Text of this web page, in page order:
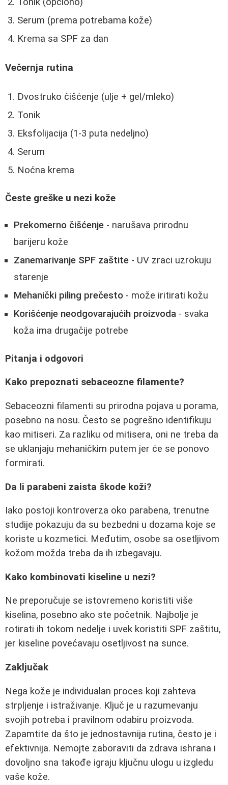
Serum (prema potrebama kože)
Krema sa SPF za dan
Večernja rutina
Dvostruko čišćenje (ulje + gel/mleko)
Tonik
Eksfolijacija (1-3 puta nedeljno)
Serum
Noćna krema
Česte greške u nezi kože
Prekomerno čišćenje - narušava prirodnu
barijeru kože
Zanemarivanje SPF zaštite - UV zraci uzrokuju
starenje
Mehanički piling prečesto - može iritirati kožu
Korišćenje neodgovarajućih proizvoda - svaka
koža ima drugačije potrebe
Pitanja i odgovori
Kako prepoznati sebaceozne filamente?
Sebaceozni filamenti su prirodna pojava u porama,
posebno na nosu. Često se pogrešno identifikuju
kao mitiseri. Za razliku od mitisera, oni ne treba da
se uklanjaju mehaničkim putem jer će se ponovo
formirati.
Da li parabeni zaista škode koži?
Iako postoji kontroverza oko parabena, trenutne
studije pokazuju da su bezbedni u dozama koje se
koriste u kozmetici. Međutim, osobe sa osetljivom
kožom možda treba da ih izbegavaju.
Kako kombinovati kiseline u nezi?
Ne preporučuje se istovremeno koristiti više
kiselina, posebno ako ste početnik. Najbolje je
rotirati ih tokom nedelje i uvek koristiti SPF zaštitu,
jer kiseline povećavaju osetljivost na sunce.
Zaključak
Nega kože je individualan proces koji zahteva
strpljenje i istraživanje. Ključ je u razumevanju
svojih potreba i pravilnom odabiru proizvoda.
Zapamtite da što je jednostavnija rutina, često je i
efektivnija. Nemojte zaboraviti da zdrava ishrana i
dovoljno sna takođe igraju ključnu ulogu u izgledu
vaše kože.